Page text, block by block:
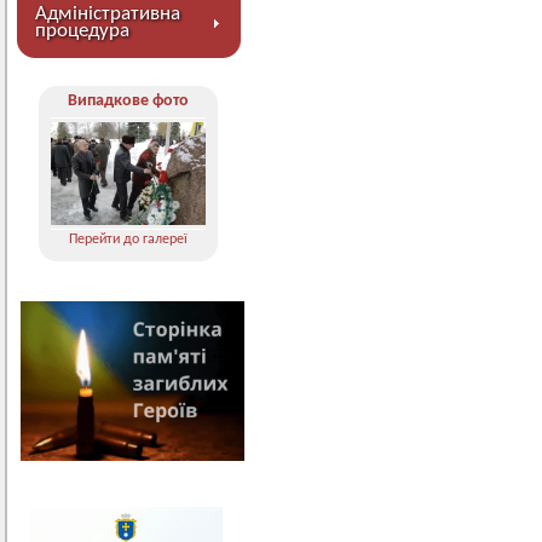
Адміністративна
процедура
Випадкове фото
Перейти до галереї